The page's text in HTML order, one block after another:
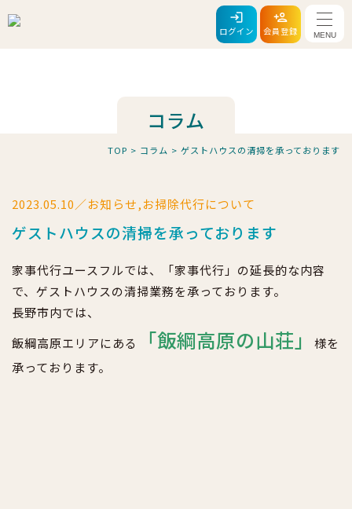
ログイン 会員登録 メニ
コラム
TOP > コラム > ゲストハウスの清掃を承っております
2023.05.10／お知らせ,お掃除代行について
ゲストハウスの清掃を承っております
家事代行ユースフルでは、「家事代行」の延長的な内容
で、ゲストハウスの清掃業務を承っております。
長野市内では、
飯綱高原エリアにある
「飯綱高原の山荘」
様を
承っております。